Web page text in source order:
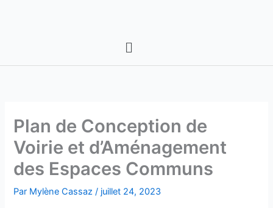
Menu
Plan de Conception de
Voirie et d’Aménagement
des Espaces Communs
Par Mylène Cassaz/ juillet 24, 2023